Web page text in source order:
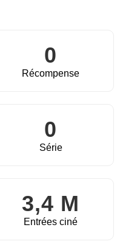
0
Récompense
0
Série
3,4 M
Entrées ciné